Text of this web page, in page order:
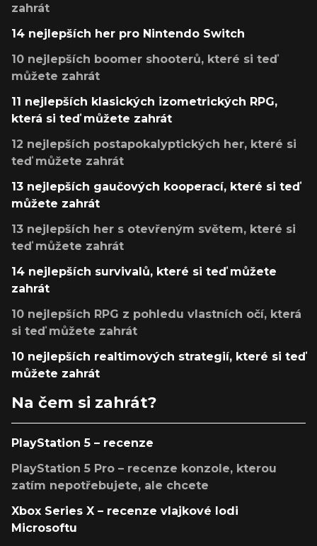
zahrát
14 nejlepších her pro Nintendo Switch
10 nejlepších boomer shooterů, které si teď
můžete zahrát
11 nejlepších klasických izometrických RPG,
která si teď můžete zahrát
12 nejlepších postapokalyptických her, které si
teď můžete zahrát
13 nejlepších gaučových kooperací, které si teď
můžete zahrát
13 nejlepších her s otevřeným světem, které si
teď můžete zahrát
14 nejlepších survivalů, které si teď můžete
zahrát
10 nejlepších RPG z pohledu vlastních očí, která
si teď můžete zahrát
10 nejlepších realtimových strategií, které si teď
můžete zahrát
Na čem si zahrát?
PlayStation 5 – recenze
PlayStation 5 Pro – recenze konzole, kterou
zatím nepotřebujete, ale chcete
Xbox Series X – recenze vlajkové lodi
Microsoftu